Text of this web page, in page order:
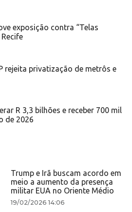
exposição contra “Telas
rejeita privatização de metrôs e
R 3,3 bilhões e receber 700 mil
de 2026
Trump e Irã buscam acordo em
meio a aumento da presença
militar EUA no Oriente Médio
19/02/2026 14:06